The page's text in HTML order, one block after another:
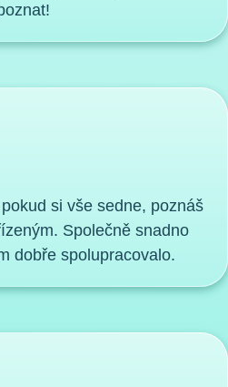
si vše sedne, poznáš
Společně snadno
dobře spolupracovalo.